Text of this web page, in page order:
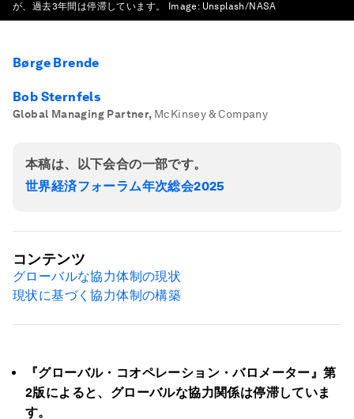
が、過去3年間は停滞しています。
Image: Unsplash/NASA
Børge Brende
Bob Sternfels
Global Managing Partner, McKinsey & Company
本稿は、以下会合の一部です。
世界経済フォーラム年次総会2025
『グローバル・コオペレーション・バロメーター』第
2版によると、グローバルな協力関係は停滞していま
す。
コンテンツ
グローバルな協力体制の現状
現状に基づく協力体制の構築